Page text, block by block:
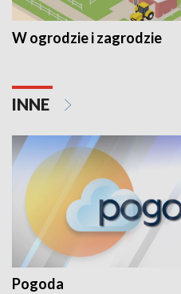
W ogrodzie i zagrodzie
INNE
Pogoda